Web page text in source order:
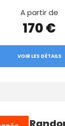
A partir de
170 €
VOIR LES DÉTAILS